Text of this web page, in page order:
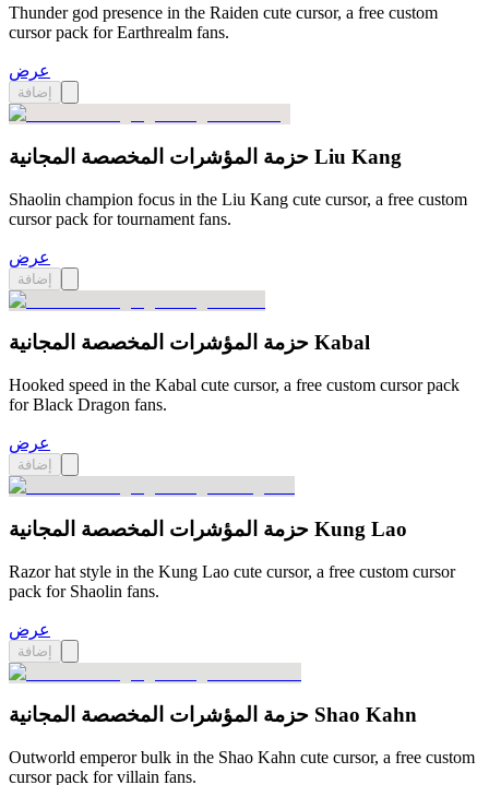
Thunder god presence in the Raiden cute cursor, a free custom
cursor pack for Earthrealm fans.
عرض
إضافة
حزمة المؤشرات المخصصة المجانية Liu Kang
Shaolin champion focus in the Liu Kang cute cursor, a free custom
cursor pack for tournament fans.
عرض
إضافة
حزمة المؤشرات المخصصة المجانية Kabal
Hooked speed in the Kabal cute cursor, a free custom cursor pack
for Black Dragon fans.
عرض
إضافة
حزمة المؤشرات المخصصة المجانية Kung Lao
Razor hat style in the Kung Lao cute cursor, a free custom cursor
pack for Shaolin fans.
عرض
إضافة
حزمة المؤشرات المخصصة المجانية Shao Kahn
Outworld emperor bulk in the Shao Kahn cute cursor, a free custom
cursor pack for villain fans.